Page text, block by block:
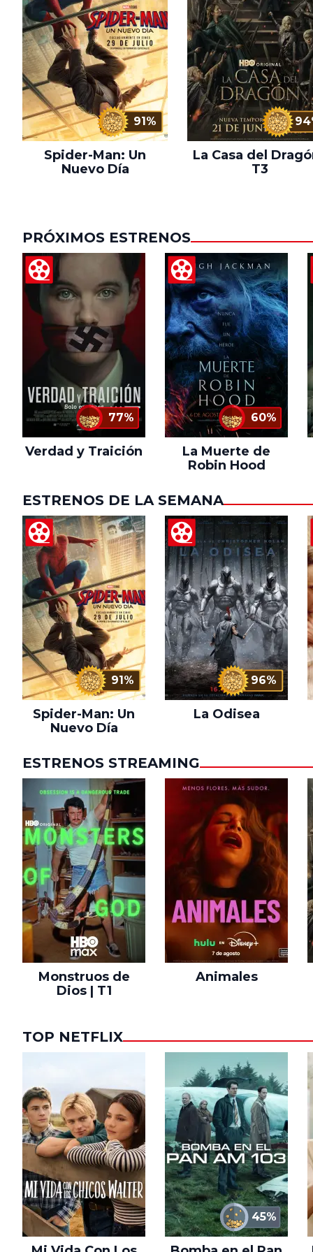
91%
Spider-Man: Un
Nuevo Día
La Casa del
T3
PRÓXIMOS ESTRENOS
77%
Verdad y Traición
60%
La Muerte de
Robin Hood
ESTRENOS DE LA SEMANA
91%
Spider-Man: Un
Nuevo Día
96%
La Odisea
ESTRENOS STREAMING
Monstruos de
Dios | T1
Animales
TOP NETFLIX
45%